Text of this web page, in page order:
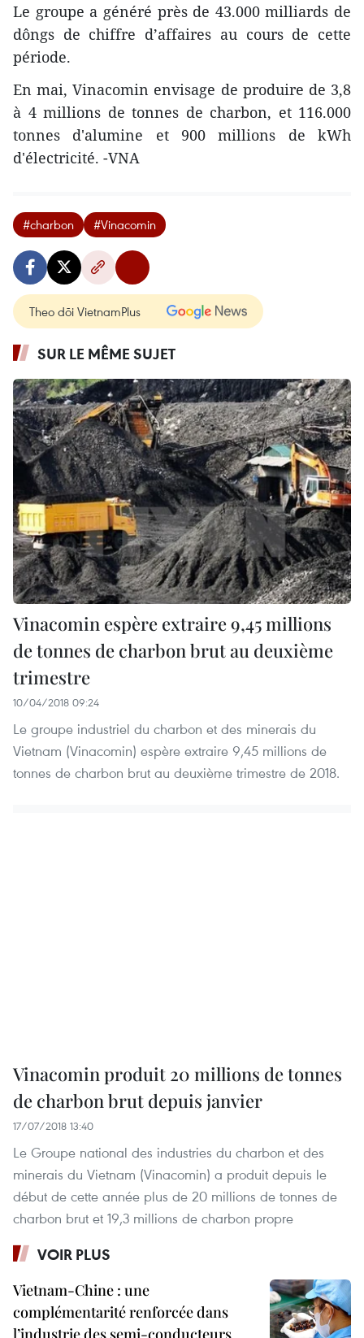
Le groupe a généré près de 43.000 milliards de
dôngs de chiffre d’affaires au cours de cette
période.
En mai, Vinacomin envisage de produire de 3,8
à 4 millions de tonnes de charbon, et 116.000
tonnes d'alumine et 900 millions de kWh
d'électricité. -VNA
#charbon #Vinacomin
Theo dõi VietnamPlus
SUR LE MÊME SUJET
Vinacomin espère extraire 9,45 millions
de tonnes de charbon brut au deuxième
trimestre
10/04/2018 09:24
Le groupe industriel du charbon et des minerais du
Vietnam (Vinacomin) espère extraire 9,45 millions de
tonnes de charbon brut au deuxième trimestre de 2018.
Vinacomin produit 20 millions de tonnes
de charbon brut depuis janvier
17/07/2018 13:40
Le Groupe national des industries du charbon et des
minerais du Vietnam (Vinacomin) a produit depuis le
début de cette année plus de 20 millions de tonnes de
charbon brut et 19,3 millions de charbon propre
VOIR PLUS
Vietnam-Chine : une
complémentarité renforcée dans